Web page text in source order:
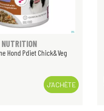
Hond Pdiet Chick&Veg
J’ACHÈTE